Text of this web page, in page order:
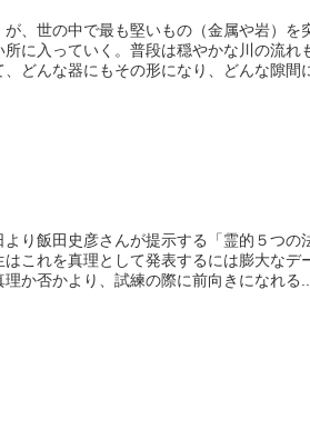
、世の中で最も堅いもの（金属や岩）を
に入っていく。普段は穏やかな川の流れ
どんな器にもその形になり、どんな隙間
り飯田史彦さんが提示する「霊的５つの
これを真理として発表するには膨大なデ
か否かより、試練の際に前向きになれる...